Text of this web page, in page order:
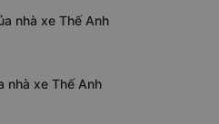
nhà xe Thế Anh
nhà xe Thế Anh